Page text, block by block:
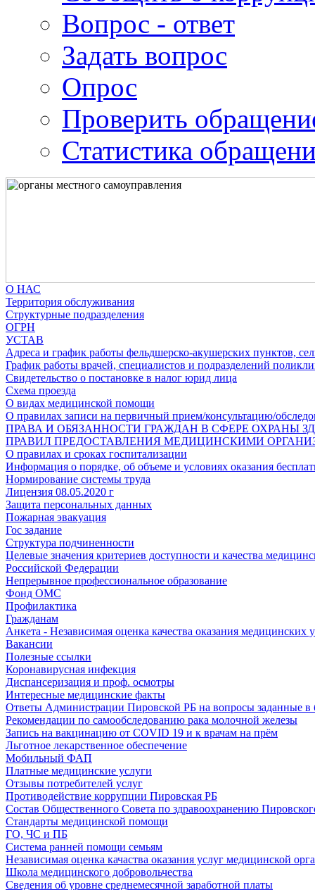
Вопрос - ответ
Задать вопрос
Опрос
Проверить
Статистика
О НАС
Территория обслуживания
Структурные подразделения
ОГРН
УСТАВ
Адреса и график работы фельдшерско-акушерских пунктов,
График работы врачей, специалистов и подразделений
Свидетельство о постановке в налог юрид лица
Схема проезда
О видах медицинской помощи
О правилах записи на первичный прием/консультацию/
ПРАВА И ОБЯЗАННОСТИ ГРАЖДАН В СФЕРЕ ОХРАНЫ
ПРАВИЛ ПРЕДОСТАВЛЕНИЯ МЕДИЦИНСКИМИ
О правилах и сроках госпитализации
Информация о порядке, об объеме и условиях оказания
Нормирование системы труда
Лицензия 08.05.2020 г
Защита персональных данных
Пожарная эвакуация
Гос задание
Структура подчиненности
Целевые значения критериев доступности и качества
Российской Федерации
Непрерывное профессиональное образование
Фонд ОМС
Профилактика
Гражданам
Анкета - Независимая оценка качества оказания медицинских
Вакансии
Полезные ссылки
Коронавирусная инфекция
Диспансеризация и проф. осмотры
Интересные медицинские факты
Ответы Администрации Пировской РБ на вопросы заданные в
Рекомендации по самообследованию рака молочной железы
Запись на вакцинацию от COVID 19 и к врачам на прём
Льготное лекарственное обеспечение
Мобильный ФАП
Платные медицинские услуги
Отзывы потребителей услуг
Противодействие коррупции Пировская РБ
Состав Общественного Совета по здравоохранению
Стандарты медицинской помощи
ГО, ЧС и ПБ
Система ранней помощи семьям
Независимая оценка качаства оказания услуг медицинской
Школа медицинского добровольчества
Сведения об уровне среднемесячной заработной платы